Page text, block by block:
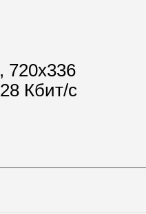
720х336
Кбит/с